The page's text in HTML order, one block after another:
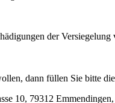
der
dann füllen Sie bitte
10, 79312